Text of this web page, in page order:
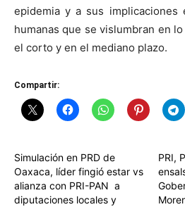
epidemia y a sus implicaciones
humanas que se vislumbran en
el corto y en el mediano plazo.
Compartir:
Simulación en PRD de
Oaxaca, líder fingió estar vs
alianza con PRI-PAN a
diputaciones locales y
PRI,